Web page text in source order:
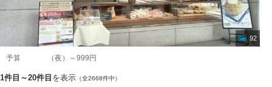
92
予算 （夜）～999円
1件目～20件目 を表示 （全2668件中）